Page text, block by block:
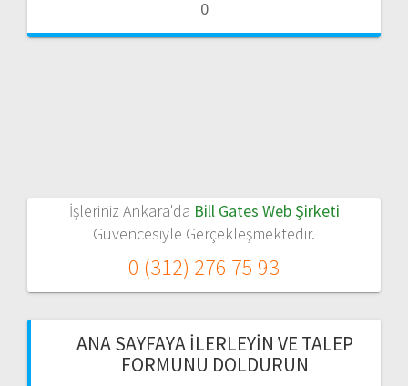
0
İşleriniz Ankara'da Bill Gates Web Şirketi
Güvencesiyle Gerçekleşmektedir.
0 (312) 276 75 93
ANA SAYFAYA İLERLEYIN VE TALEP
FORMUNU DOLDURUN